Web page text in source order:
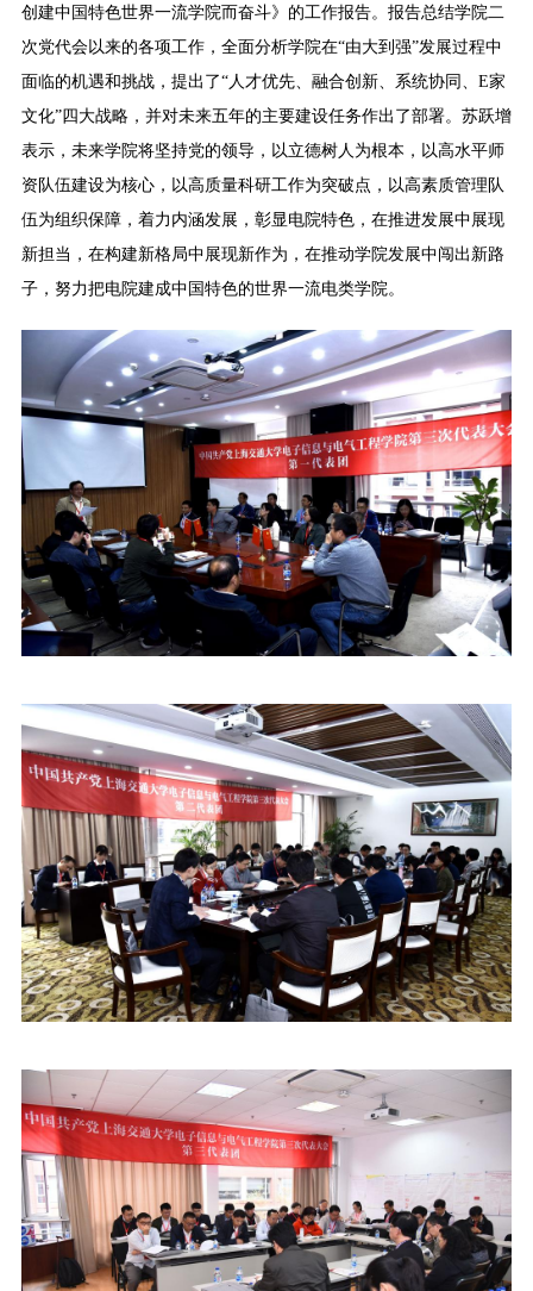
创建中国特色世界一流学院而奋斗》的工作报告。报告总结学院二
次党代会以来的各项工作，全面分析学院在“由大到强”发展过程中
面临的机遇和挑战，提出了“人才优先、融合创新、系统协同、E家
文化”四大战略，并对未来五年的主要建设任务作出了部署。苏跃增
表示，未来学院将坚持党的领导，以立德树人为根本，以高水平师
资队伍建设为核心，以高质量科研工作为突破点，以高素质管理队
伍为组织保障，着力内涵发展，彰显电院特色，在推进发展中展现
新担当，在构建新格局中展现新作为，在推动学院发展中闯出新路
子，努力把电院建成中国特色的世界一流电类学院。